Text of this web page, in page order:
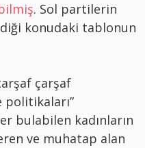
. Sol partilerin
konudaki tablonun
çarşaf
politikaları”
bulabilen kadınların
ve muhatap alan